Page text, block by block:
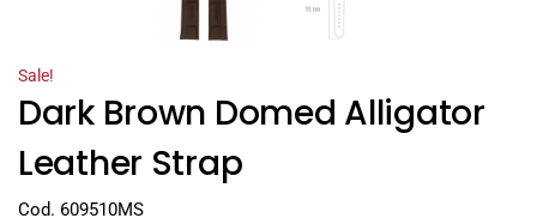
Sale!
Dark Brown Domed Alligator
Leather Strap
Cod. 609510MS